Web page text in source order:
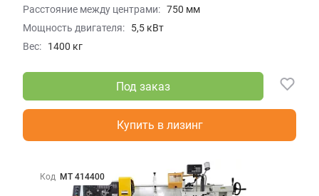
Расстояние между центрами: 750 мм
Мощность двигателя:
5,5 кВт
Вес:
1400 кг
Под заказ
Купить в лизинг
Код МТ 414400